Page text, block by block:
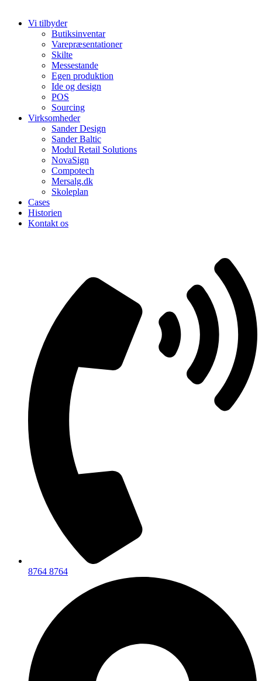
Vi tilbyder
Butiksinventar
Varepræsentationer
Skilte
Messestande
Egen produktion
Ide og design
POS
Sourcing
Virksomheder
Sander Design
Sander Baltic
Modul Retail Solutions
NovaSign
Compotech
Mersalg.dk
Skoleplan
Cases
Historien
Kontakt os
8764 8764